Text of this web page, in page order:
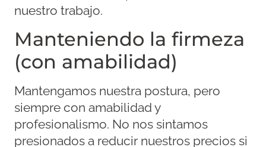
nuestro trabajo.
Manteniendo la firmeza
(con amabilidad)
Mantengamos nuestra postura, pero
siempre con amabilidad y
profesionalismo. No nos sintamos
presionados a reducir nuestros precios si